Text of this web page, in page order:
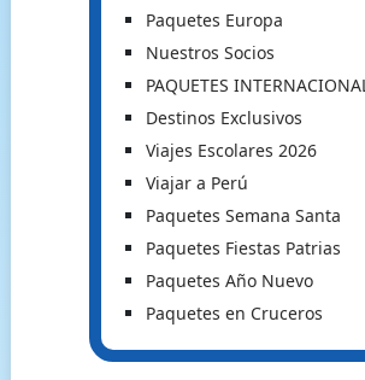
Paquetes Europa
Nuestros Socios
PAQUETES
Destinos Exclusivos
Viajes Escolares 2026
Viajar a Perú
Paquetes Semana Santa
Paquetes Fiestas Patrias
Paquetes Año Nuevo
Paquetes en Cruceros